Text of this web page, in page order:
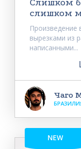
Слишком
слишком
Произведение
вырезками из
написанными...
Чаго
NEW